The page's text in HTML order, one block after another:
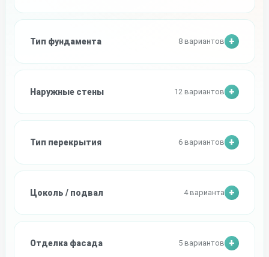
Тип фундамента 8 вариантов
Наружные стены 12 вариантов
Тип перекрытия 6 вариантов
Цоколь / подвал 4 варианта
Отделка фасада 5 вариантов